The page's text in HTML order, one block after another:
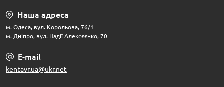
Наша адреса
м. Одеса, вул. Корольова, 76/1
м. Дніпро, вул. Надії Алексєєнко, 70
E-mail
kentavr.ua@ukr.net